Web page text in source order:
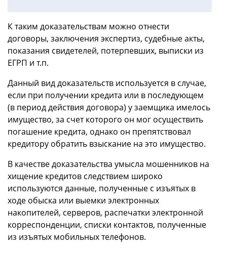
К таким доказательствам можно отнести
договоры, заключения экспертиз, судебные акты,
показания свидетелей, потерпевших, выписки из
ЕГРП и т.п.
Данный вид доказательств используется в случае,
если при получении кредита или в последующем
(в период действия договора) у заемщика имелось
имущество, за счет которого он мог осуществить
погашение кредита, однако он препятствовал
кредитору обратить взыскание на это имущество.
В качестве доказательства умысла мошенников на
хищение кредитов следствием широко
используются данные, полученные с изъятых в
ходе обыска или выемки электронных
накопителей, серверов, распечатки электронной
корреспонденции, списки контактов, полученные
из изъятых мобильных телефонов.